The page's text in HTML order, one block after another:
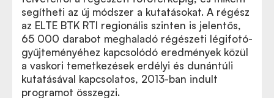
segítheti az új módszer a kutatásokat. A régész
az ELTE BTK RTI regionális szinten is jelentős,
65 000 darabot meghaladó régészeti légifotó-
gyűjteményéhez kapcsolódó eredmények közül
a vaskori temetkezések erdélyi és dunántúli
kutatásával kapcsolatos, 2013-ban indult
programot összegzi.